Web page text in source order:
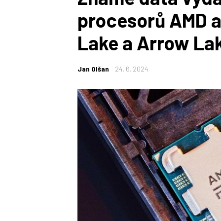
procesorů AMD
Lake a Arrow
Jan Olšan 24. 6. 2024